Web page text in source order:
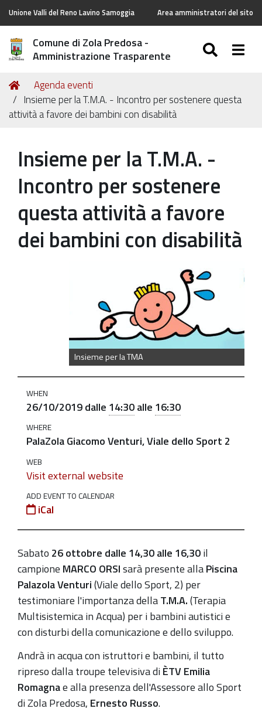
Unione Valli del Reno Lavino Samoggia Area amministratori del sito
Comune di Zola Predosa -
Amministrazione Trasparente
Tu
sei
qui:
Home
Agenda eventi
Insieme per la T.M.A. - Incontro per sostenere questa
attività a favore dei bambini con disabilità
Insieme per la T.M.A. -
Incontro per sostenere
questa attività a favore
dei bambini con disabilità
Insieme per la TMA
https://old.comune.zolapredosa.bo.it/events/insieme-
per-
sostenere-
questa-
attivita-
favore-
dei-
bambini-
con-
per
la
T.M.A.
-
Incontro
per
sostenere
questa
attività
a
WHEN
26/10/2019dalle 14:30alle 16:30
WHERE
PalaZola Giacomo Venturi, Viale dello Sport 2
WEB
Visit external website
ADD EVENT TO CALENDAR
iCal
Sabato 26 ottobre dalle 14,30 alle 16,30il
campione MARCO ORSIsarà presente allaPiscina
Palazola Venturi(Viale dello Sport, 2) per
testimoniare l'importanza dellaT.M.A.(Terapia
Multisistemica in Acqua) per i bambini autistici e
con disturbi della comunicazione e dello sviluppo.
Andrà in acqua con istruttori e bambini, il tutto
ripreso dalla troupe televisiva diÈTV Emilia
Romagnae alla presenza dell'Assessore allo Sport
di Zola Predosa, Ernesto Russo.